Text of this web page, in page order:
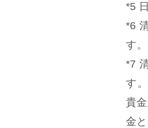
*5
*6
す。
*7
す
貴
金